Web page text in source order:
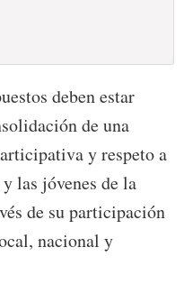
deben estar
de una
y respeto a
las jóvenes de la
de su participación
nacional y